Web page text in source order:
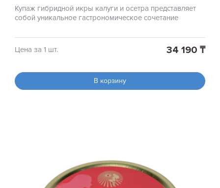
Купаж гибридной икры калуги и осетра представляет
собой уникальное гастрономическое сочетание
Цена за 1 шт. 34 190 ₸
В корзину